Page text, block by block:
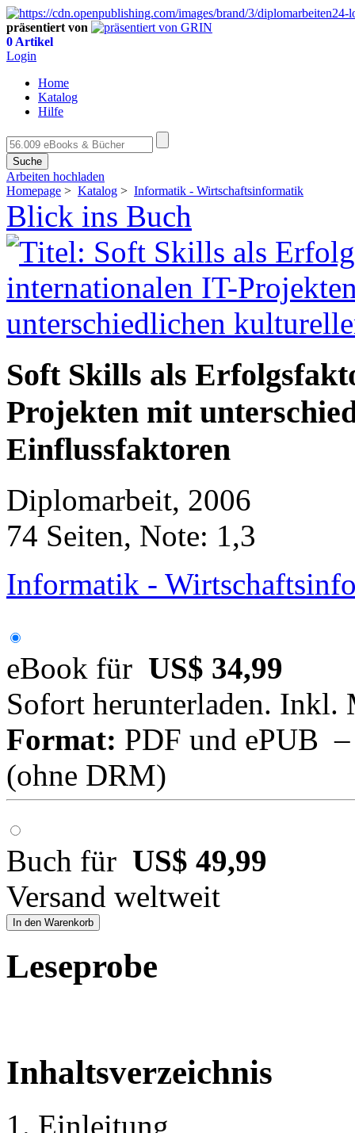
präsentiert von
0 Artikel
Login
Home
Katalog
Hilfe
Suche
Arbeiten hochladen
Homepage > Katalog > Informatik - Wirtschaftsinformatik
Blick ins Buch
Soft Skills als
Projekten mit
Einflussfaktoren
Diplomarbeit, 2006
74 Seiten, Note: 1,3
Informatik -
eBook für US$ 34,99
Sofort herunterladen. Inkl.
Format: PDF und ePUB
(ohne DRM)
Buch für US$ 49,99
Versand weltweit
In den Warenkorb
Leseprobe
Inhaltsverzeichnis
1. Einleitung